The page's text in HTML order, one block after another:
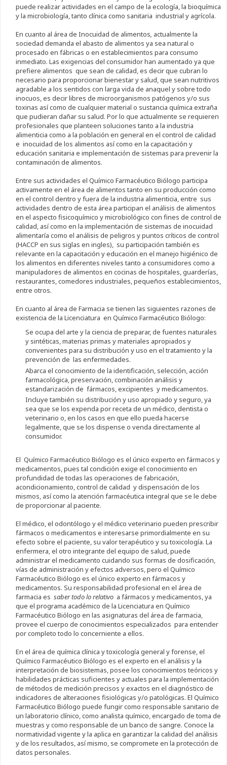
puede realizar actividades en el campo de la ecología, la bioquímica
y la microbiología, tanto clínica como sanitaria industrial y agrícola.
En cuanto al área de Inocuidad de alimentos, actualmente la
sociedad demanda el abasto de alimentos ya sea natural o
procesado en fábricas o en establecimientos para consumo
inmediato. Las exigencias del consumidor han aumentado ya que
prefiere alimentos que sean de calidad, es decir que cubran lo
necesario para proporcionar bienestar y salud, que sean nutritivos
agradable a los sentidos con larga vida de anaquel y sobre todo
inocuos, es decir libres de microorganismos patógenos y/o sus
toxinas así como de cualquier material o sustancia química extraña
que pudieran dañar su salud. Por lo que actualmente se requieren
profesionales que planteen soluciones tanto a la industria
alimenticia como a la población en general en el control de calidad
e inocuidad de los alimentos así como en la capacitación y
educación sanitaria e implementación de sistemas para prevenir la
contaminación de alimentos.
Entre sus actividades el Químico Farmacéutico Biólogo participa
activamente en el área de alimentos tanto en su producción como
en el control dentro y fuera de la industria alimenticia, entre sus
actividades dentro de esta área participan el análisis de alimentos
en el aspecto fisicoquímico y microbiológico con fines de control de
calidad, así como en la implementación de sistemas de inocuidad
alimentaría como el análisis de peligros y puntos críticos de control
(HACCP en sus siglas en ingles), su participación también es
relevante en la capacitación y educación en el manejo higiénico de
los alimentos en diferentes niveles tanto a consumidores como a
manipuladores de alimentos en cocinas de hospitales, guarderías,
restaurantes, comedores industriales, pequeños establecimientos,
entre otros.
En cuanto al área de Farmacia se tienen las siguientes razones de
existencia de la Licenciatura en Químico Farmacéutico Biólogo:
Se ocupa del arte y la ciencia de preparar, de fuentes naturales
y sintéticas, materias primas y materiales apropiados y
convenientes para su distribución y uso en el tratamiento y la
prevención de las enfermedades.
Abarca el conocimiento de la identificación, selección, acción
farmacológica, preservación, combinación análisis y
estandarización de fármacos, excipientes y medicamentos.
Incluye también su distribución y uso apropiado y seguro, ya
sea que se los expenda por receta de un médico, dentista o
veterinario o, en los casos en que ello pueda hacerse
legalmente, que se los dispense o venda directamente al
consumidor.
El Químico Farmacéutico Biólogo es el único experto en fármacos y
medicamentos, pues tal condición exige el conocimiento en
profundidad de todas las operaciones de fabricación,
acondicionamiento, control de calidad y dispensación de los
mismos, así como la atención farmacéutica integral que se le debe
de proporcionar al paciente.
El médico, el odontólogo y el médico veterinario pueden prescribir
fármacos o medicamentos e interesarse primordialmente en su
efecto sobre el paciente, su valor terapéutico y su toxicología. La
enfermera, el otro integrante del equipo de salud, puede
administrar el medicamento cuidando sus formas de dosificación,
vías de administración y efectos adversos, pero el Químico
Farmacéutico Biólogo es el único experto en fármacos y
medicamentos. Su responsabilidad profesional en el área de
farmacia es saber todo lo relativo a fármacos y medicamentos, ya
que el programa académico de la Licenciatura en Químico
Farmacéutico Biólogo en las asignaturas del área de farmacia,
provee el cuerpo de conocimientos especializados para entender
por completo todo lo concerniente a ellos.
En el área de química clínica y toxicología general y forense, el
Químico Farmacéutico Biólogo es el experto en el análisis y la
interpretación de biosistemas, posee los conocimientos teóricos y
habilidades prácticas suficientes y actuales para la implementación
de métodos de medición precisos y exactos en el diagnóstico de
indicadores de alteraciones fisiológicas y/o patológicas. El Químico
Farmacéutico Biólogo puede fungir como responsable sanitario de
un laboratorio clínico, como analista químico, encargado de toma de
muestras y como responsable de un banco de sangre. Conoce la
normatividad vigente y la aplica en garantizar la calidad del análisis
y de los resultados, así mismo, se compromete en la protección de
datos personales.